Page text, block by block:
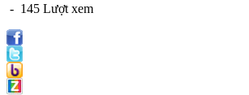
- 145 Lượt xem